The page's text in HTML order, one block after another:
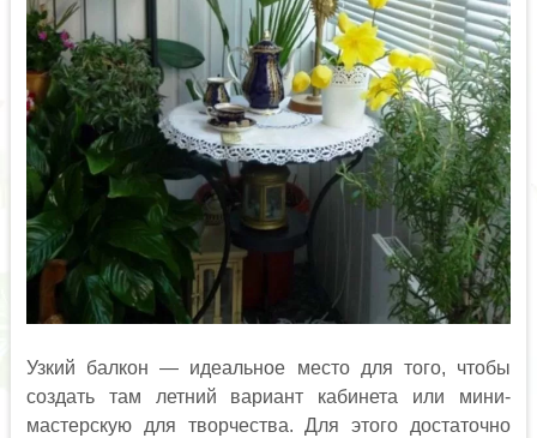
Узкий балкон — идеальное место для того, чтобы
создать там летний вариант кабинета или мини-
мастерскую для творчества. Для этого достаточно